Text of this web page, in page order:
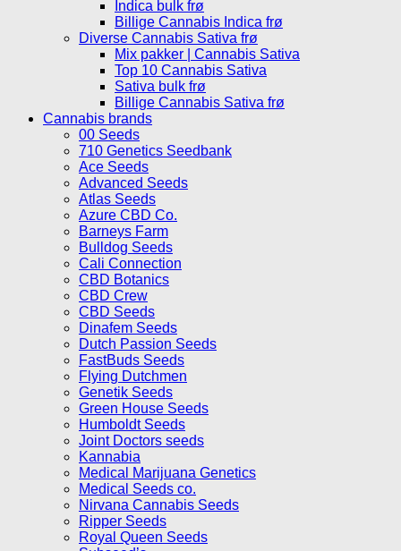
Indica bulk frø
Billige Cannabis Indica frø
Diverse Cannabis Sativa frø
Mix pakker | Cannabis Sativa
Top 10 Cannabis Sativa
Sativa bulk frø
Billige Cannabis Sativa frø
Cannabis brands
00 Seeds
710 Genetics Seedbank
Ace Seeds
Advanced Seeds
Atlas Seeds
Azure CBD Co.
Barneys Farm
Bulldog Seeds
Cali Connection
CBD Botanics
CBD Crew
CBD Seeds
Dinafem Seeds
Dutch Passion Seeds
FastBuds Seeds
Flying Dutchmen
Genetik Seeds
Green House Seeds
Humboldt Seeds
Joint Doctors seeds
Kannabia
Medical Marijuana Genetics
Medical Seeds co.
Nirvana Cannabis Seeds
Ripper Seeds
Royal Queen Seeds